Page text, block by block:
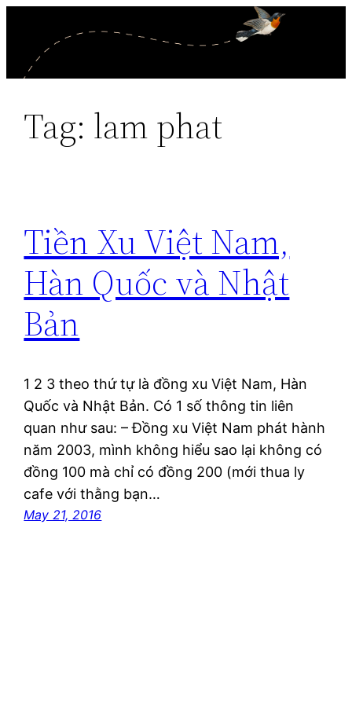
content
Tag: lam phat
Tiền Xu Việt Nam,
Hàn Quốc và Nhật
Bản
1 2 3 theo thứ tự là đồng xu Việt Nam, Hàn
Quốc và Nhật Bản. Có 1 số thông tin liên
quan như sau: – Đồng xu Việt Nam phát hành
năm 2003, mình không hiểu sao lại không có
đồng 100 mà chỉ có đồng 200 (mới thua ly
cafe với thằng bạn…
May 21, 2016